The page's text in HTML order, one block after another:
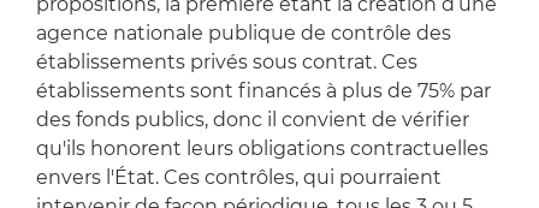
agence nationale publique de contrôle des
établissements privés sous contrat. Ces
établissements sont financés à plus de 75% par
des fonds publics, donc il convient de vérifier
qu'ils honorent leurs obligations contractuelles
envers l'État. Ces contrôles, qui pourraient